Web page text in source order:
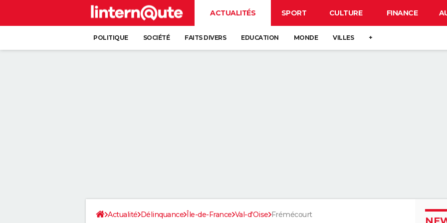
ACTUALITÉS SPORT CULTURE FINANCE
POLITIQUE SOCIÉTÉ FAITS DIVERS EDUCATION MONDE VILLES +
Actualité Délinquance Île-de-France Val-d'Oise Frémécourt